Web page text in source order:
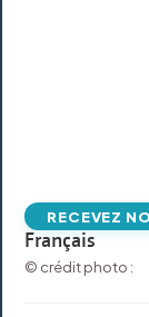
RECEVEZ
Français
© crédit photo :